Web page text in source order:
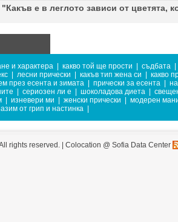
"Какъв е в леглото зависи от цветята,
и характера какво той ще прости съдбата
лесни прически какъв тип жена си
какво
през есента и зимата
прически за есента
сериозен ли е шоколадова диета
изневери ми женски прически
модерен
от грип и настинка
rights reserved. | Colocation @ Sofia Data Center